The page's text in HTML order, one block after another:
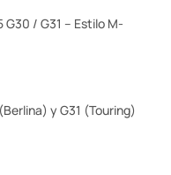
/ G31 – Estilo M-
y G31 (Touring)